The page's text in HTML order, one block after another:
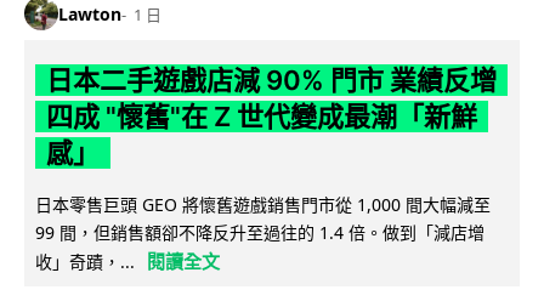
Lawton 1 日
日本二手遊戲店減 90% 門市 業績反增
四成 "懷舊"在 Z 世代變成最潮「新鮮
感」
日本零售巨頭 GEO 將懷舊遊戲銷售門市從 1,000 間大幅減至
99 間，但銷售額卻不降反升至過往的 1.4 倍。做到「減店增
收」奇蹟，...
閱讀全文